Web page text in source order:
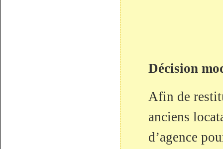
Décision
Afin de
anciens
d’agence